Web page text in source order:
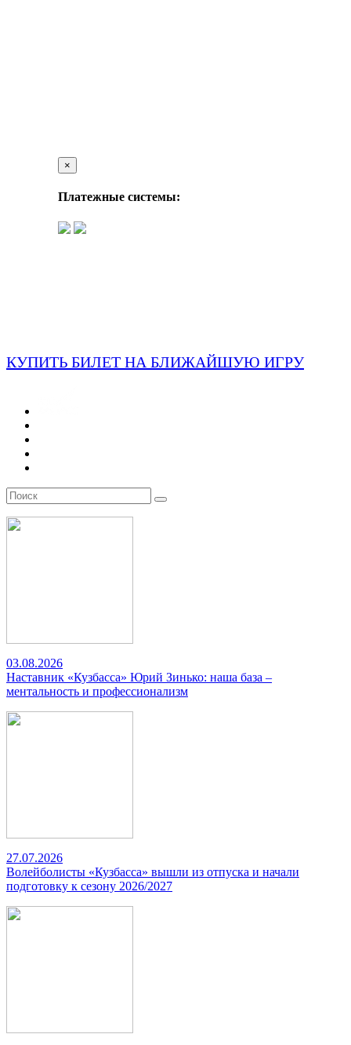
×
Платежные системы:
КУПИТЬ БИЛЕТ НА БЛИЖАЙШУЮ ИГРУ
03.08.2026
Наставник «Кузбасса» Юрий Зинько: наша база –
ментальность и профессионализм
27.07.2026
Волейболисты «Кузбасса» вышли из отпуска и начали
подготовку к сезону 2026/2027